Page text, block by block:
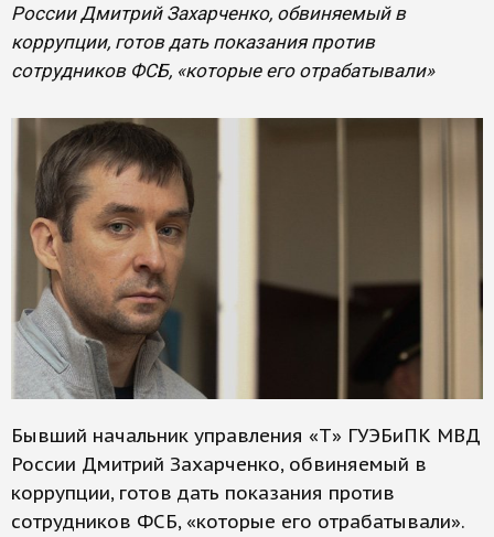
России Дмитрий Захарченко, обвиняемый в
коррупции, готов дать показания против
сотрудников ФСБ, «которые его отрабатывали»
Бывший начальник управления «Т» ГУЭБиПК МВД
России Дмитрий Захарченко, обвиняемый в
коррупции, готов дать показания против
сотрудников ФСБ, «которые его отрабатывали».